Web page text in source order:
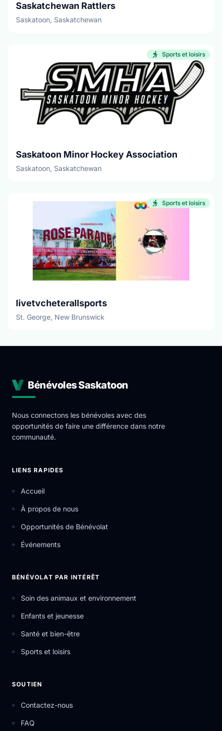
Saskatchewan Rattlers
Saskatoon, Saskatchewan
Sports et loisirs
Saskatoon Minor Hockey Association
Saskatoon, Saskatchewan
Sports et loisirs
livetvcheterallsports
St. George, New Brunswick
Bénévoles Saskatoon
Nous connectons les bénévoles avec des
opportunités de faire une différence dans notre
communauté.
LIENS RAPIDES
Accueil
À propos de nous
Opportunités de Bénévolat
Événements
BÉNÉVOLAT PAR INTÉRÊT
Soin des animaux et environnement
Enfants et jeunesse
Santé et bien-être
Sports et loisirs
SOUTIEN
Contactez-nous
FAQ